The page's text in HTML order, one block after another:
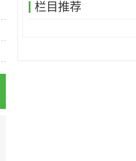
栏目推荐